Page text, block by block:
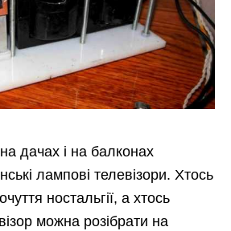
дачах і на балконах
лампові телевізори. Хтось
ностальгії, а хтось
можна розібрати на